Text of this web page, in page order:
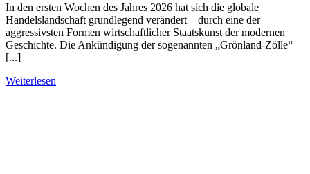
In den ersten Wochen des Jahres 2026 hat sich die globale
Handelslandschaft grundlegend verändert – durch eine der
aggressivsten Formen wirtschaftlicher Staatskunst der modernen
Geschichte. Die Ankündigung der sogenannten „Grönland-Zölle“
[...]
Weiterlesen